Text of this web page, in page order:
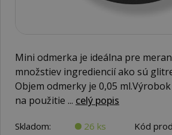
Mini odmerka je ideálna pre
množstiev ingrediencií ako sú
Objem odmerky je 0,05
na použitie ... celý popis
Skladom: 26 ks Kód